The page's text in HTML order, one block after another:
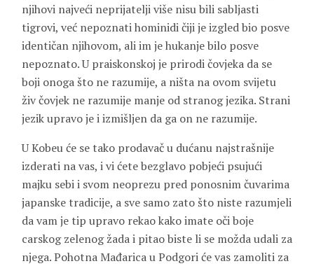
njihovi najveći neprijatelji više nisu bili sabljasti
tigrovi, već nepoznati hominidi čiji je izgled bio posve
identičan njihovom, ali im je hukanje bilo posve
nepoznato. U praiskonskoj je prirodi čovjeka da se
boji onoga što ne razumije, a ništa na ovom svijetu
živ čovjek ne razumije manje od stranog jezika. Strani
jezik upravo je i izmišljen da ga on ne razumije.
U Kobeu će se tako prodavač u dućanu najstrašnije
izderati na vas, i vi ćete bezglavo pobjeći psujući
majku sebi i svom neoprezu pred ponosnim čuvarima
japanske tradicije, a sve samo zato što niste razumjeli
da vam je tip upravo rekao kako imate oči boje
carskog zelenog žada i pitao biste li se možda udali za
njega. Pohotna Mađarica u Podgori će vas zamoliti za